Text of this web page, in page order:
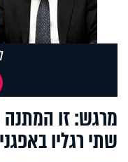
מרגש: זו
שתי רגליו